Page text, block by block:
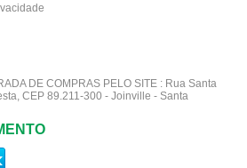
DE COMPRAS PELO SITE : Rua Santa
CEP 89.211-300 - Joinville - Santa